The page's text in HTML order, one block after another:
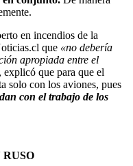
en incendios de la
que «no debería
apropiada entre el
explicó que para que el
solo con los aviones, pues
con el trabajo de los
RUSO